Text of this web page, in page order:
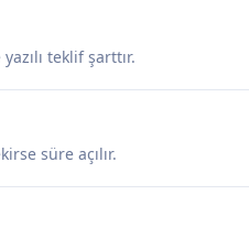
teklif şarttır.
süre açılır.